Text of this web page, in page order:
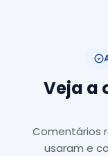
Veja a
Comentários
usaram e